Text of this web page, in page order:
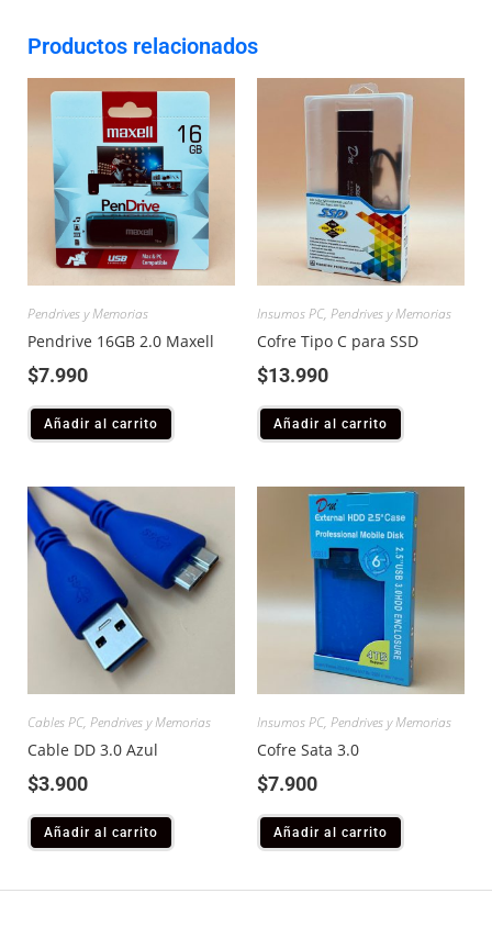
Productos relacionados
Pendrives y Memorias
Pendrive 16GB 2.0 Maxell
$7.990
Añadir al carrito
Insumos PC, Pendrives y Memorias
Cofre Tipo C para SSD
$13.990
Añadir al carrito
Cables PC, Pendrives y Memorias
Cable DD 3.0 Azul
$3.900
Añadir al carrito
Insumos PC, Pendrives y Memorias
Cofre Sata 3.0
$7.900
Añadir al carrito